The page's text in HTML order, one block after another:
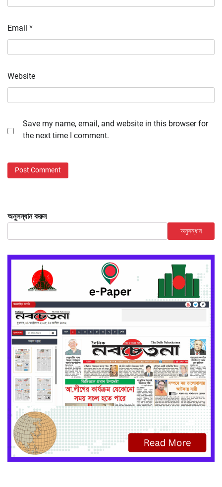
Email *
Website
Save my name, email, and website in this browser for
the next time I comment.
অনুসন্ধান করুন
অনুসন্ধান